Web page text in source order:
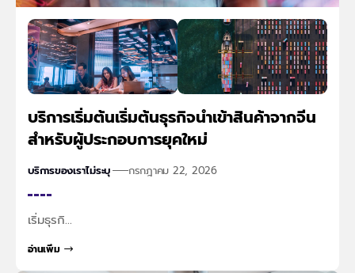
บริการเริ่มต้นเริ่มต้นธุรกิจนำเข้าสินค้าจากจีน
สำหรับผู้ประกอบการยุคใหม่
บริการของเราไม่ระบุ กรกฎาคม 22, 2026
เริ่มธุรกิ…
อ่านเพิ่ม